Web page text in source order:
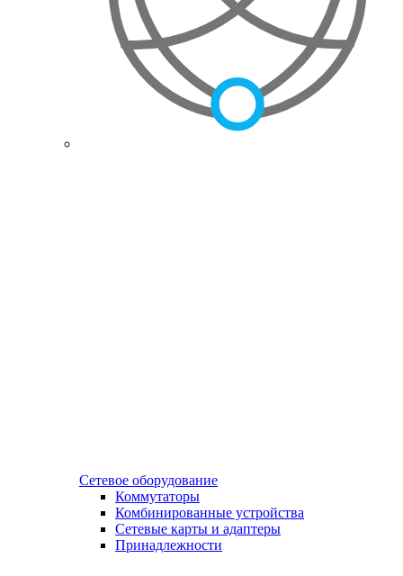
Сетевое оборудование
Коммутаторы
Комбинированные устройства
Сетевые карты и адаптеры
Принадлежности